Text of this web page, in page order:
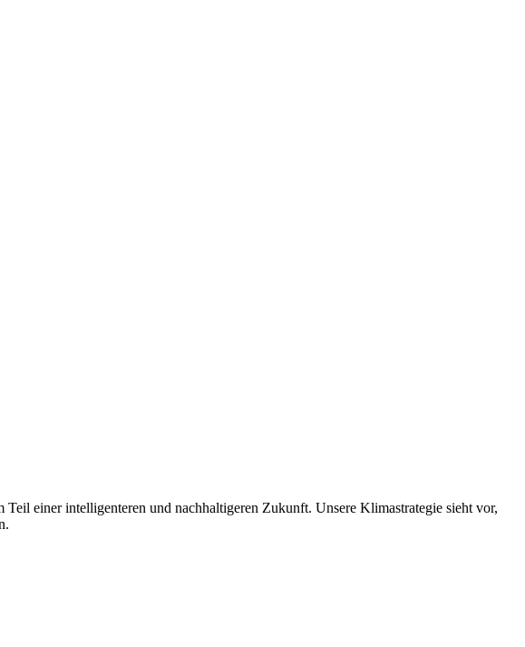
einer intelligenteren und nachhaltigeren Zukunft. Unsere Klimastrategie sieht vor,